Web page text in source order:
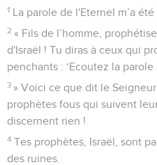
1 La parole de l'Eternel m’a été
2 « Fils de l’homme,
d'Israël ! Tu diras à ceux qui
penchants : ‘Ecoutez la parole
3 » Voici ce que dit le
prophètes fous qui suivent
discernent rien !
4 Tes prophètes, Israël, sont
des ruines.